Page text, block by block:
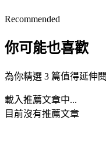
Recommended
你可能也喜歡
為你精選 3 篇值得延伸
載入推薦文章中...
目前沒有推薦文章